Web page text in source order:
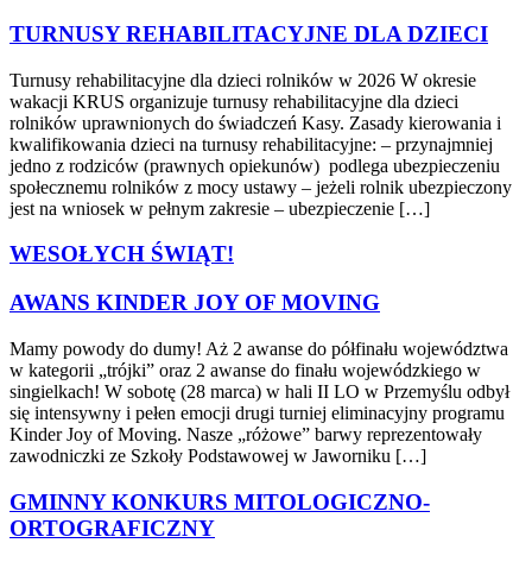
TURNUSY REHABILITACYJNE DLA DZIECI
Turnusy rehabilitacyjne dla dzieci rolników w 2026 W okresie
wakacji KRUS organizuje turnusy rehabilitacyjne dla dzieci
rolników uprawnionych do świadczeń Kasy. Zasady kierowania i
kwalifikowania dzieci na turnusy rehabilitacyjne: – przynajmniej
jedno z rodziców (prawnych opiekunów) podlega ubezpieczeniu
społecznemu rolników z mocy ustawy – jeżeli rolnik ubezpieczony
jest na wniosek w pełnym zakresie – ubezpieczenie […]
WESOŁYCH ŚWIĄT!
AWANS KINDER JOY OF MOVING
Mamy powody do dumy! Aż 2 awanse do półfinału województwa
w kategorii „trójki” oraz 2 awanse do finału wojewódzkiego w
singielkach! W sobotę (28 marca) w hali II LO w Przemyślu odbył
się intensywny i pełen emocji drugi turniej eliminacyjny programu
Kinder Joy of Moving. Nasze „różowe” barwy reprezentowały
zawodniczki ze Szkoły Podstawowej w Jaworniku […]
GMINNY KONKURS MITOLOGICZNO-
ORTOGRAFICZNY